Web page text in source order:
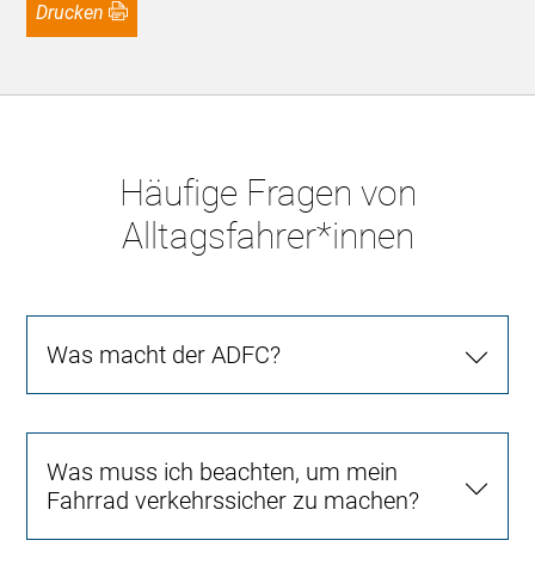
Drucken
Häufige Fragen von
Alltagsfahrer*innen
Was macht der ADFC?
Was muss ich beachten, um mein
Fahrrad verkehrssicher zu machen?